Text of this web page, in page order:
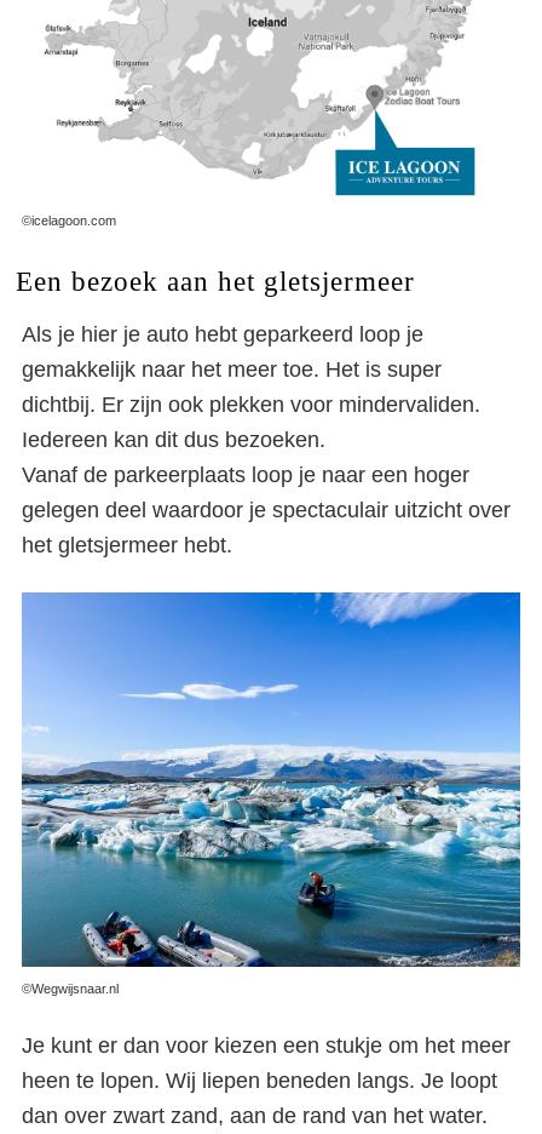
©icelagoon.com
Een bezoek aan het gletsjermeer
Als je hier je auto hebt geparkeerd loop je
gemakkelijk naar het meer toe. Het is super
dichtbij. Er zijn ook plekken voor mindervaliden.
Iedereen kan dit dus bezoeken.
Vanaf de parkeerplaats loop je naar een hoger
gelegen deel waardoor je spectaculair uitzicht over
het gletsjermeer hebt.
©Wegwijsnaar.nl
Je kunt er dan voor kiezen een stukje om het meer
heen te lopen. Wij liepen beneden langs. Je loopt
dan over zwart zand, aan de rand van het water.